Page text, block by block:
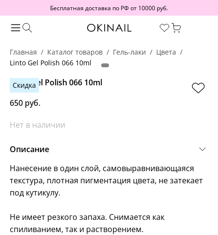
Бесплатная доставка по РФ от 10000 руб.
Главная Каталог товаров Гель-лаки
Цвета
Linto Gel Polish 066 10ml
Скидка
Linto Gel Polish 066 10ml
650 руб.
Нет в наличии
Описание
Нанесение в один слой, самовыравнивающаяся
текстура, плотная пигментация цвета, не затекает
под кутикулу.
Не имеет резкого запаха. Снимается как
спиливанием, так и растворением.